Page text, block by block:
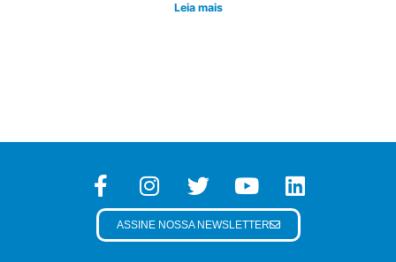
Leia mais
ASSINE NOSSA NEWSLETTER